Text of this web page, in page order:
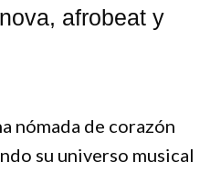
afrobeat y
nómada de corazón
su universo musical